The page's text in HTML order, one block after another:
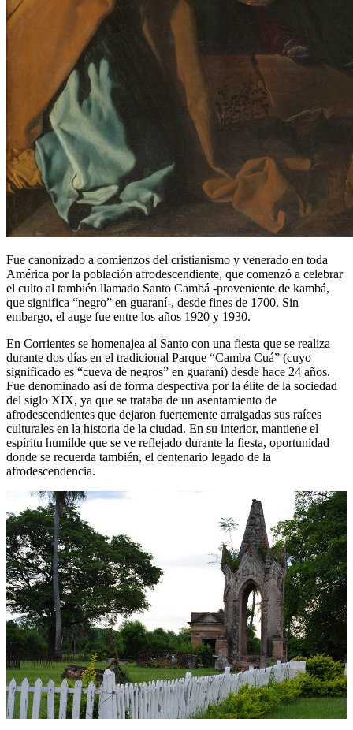
Fue canonizado a comienzos del cristianismo y venerado en toda
América por la población afrodescendiente, que comenzó a celebrar
el culto al también llamado Santo Cambá -proveniente de kambá,
que significa “negro” en guaraní-, desde fines de 1700. Sin
embargo, el auge fue entre los años 1920 y 1930.
En Corrientes se homenajea al Santo con una fiesta que se realiza
durante dos días en el tradicional Parque “Camba Cuá” (cuyo
significado es “cueva de negros” en guaraní) desde hace 24 años.
Fue denominado así de forma despectiva por la élite de la sociedad
del siglo XIX, ya que se trataba de un asentamiento de
afrodescendientes que dejaron fuertemente arraigadas sus raíces
culturales en la historia de la ciudad. En su interior, mantiene el
espíritu humilde que se ve reflejado durante la fiesta, oportunidad
donde se recuerda también, el centenario legado de la
afrodescendencia.